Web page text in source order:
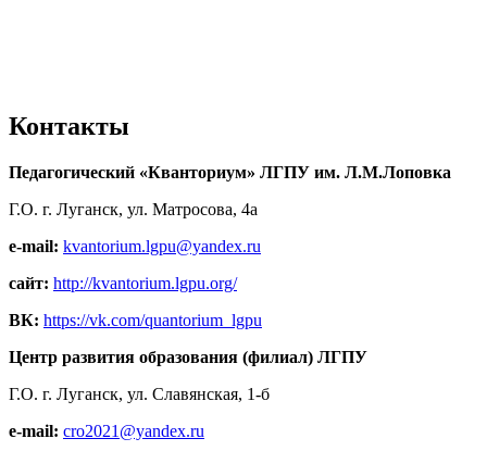
Контакты
Педагогический «Кванториум» ЛГПУ им. Л.М.Лоповка
Г.О. г. Луганск, ул. Матросова, 4а
e-mail: kvantorium.lgpu@yandex.ru
сайт: http://kvantorium.lgpu.org/
ВК: https://vk.com/quantorium_lgpu
Центр развития образования (филиал) ЛГПУ
Г.О. г. Луганск, ул. Славянская, 1-б
e-mail: cro2021@yandex.ru